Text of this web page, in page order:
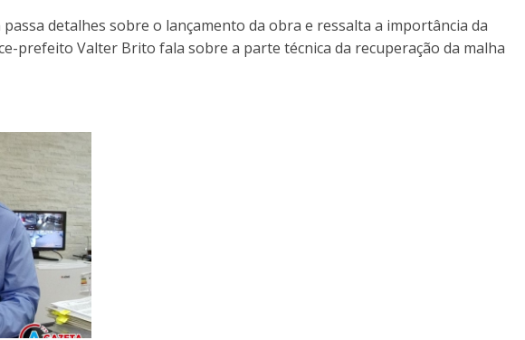
detalhes sobre o lançamento da obra e ressalta a importância da
prefeito Valter Brito fala sobre a parte técnica da recuperação da malha